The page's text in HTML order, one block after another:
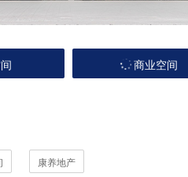
商业空间
康养地产